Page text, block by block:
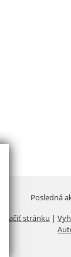
Posledná
Vytlačiť stránku |